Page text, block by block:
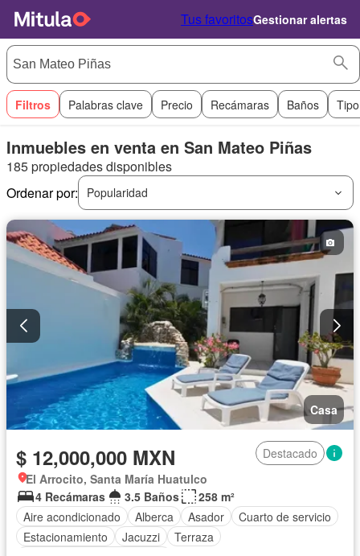
Tus favoritosGestionar alertas
Filtros Palabras clave Precio Recámaras Baños
Inmuebles en venta en San Mateo Piñas
185 propiedades disponibles
Ordenar por:
Popularidad
Casa
$ 12,000,000 MXN
Destacado
El Arrocito, Santa María Huatulco
4 Recámaras
3.5 Baños
258 m²
Aire acondicionado
Alberca Asador
Cuarto de servicio
Estacionamiento
Jacuzzi
Terraza